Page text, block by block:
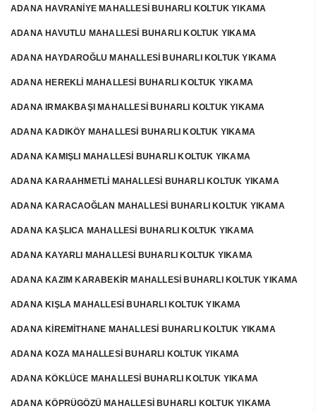
ADANA HAVRANİYE MAHALLESİ BUHARLI KOLTUK YIKAMA
ADANA HAVUTLU MAHALLESİ BUHARLI KOLTUK YIKAMA
ADANA HAYDAROĞLU MAHALLESİ BUHARLI KOLTUK YIKAMA
ADANA HEREKLİ MAHALLESİ BUHARLI KOLTUK YIKAMA
ADANA IRMAKBAŞI MAHALLESİ BUHARLI KOLTUK YIKAMA
ADANA KADIKÖY MAHALLESİ BUHARLI KOLTUK YIKAMA
ADANA KAMIŞLI MAHALLESİ BUHARLI KOLTUK YIKAMA
ADANA KARAAHMETLİ MAHALLESİ BUHARLI KOLTUK YIKAMA
ADANA KARACAOĞLAN MAHALLESİ BUHARLI KOLTUK YIKAMA
ADANA KAŞLICA MAHALLESİ BUHARLI KOLTUK YIKAMA
ADANA KAYARLI MAHALLESİ BUHARLI KOLTUK YIKAMA
ADANA KAZIM KARABEKİR MAHALLESİ BUHARLI KOLTUK YIKAMA
ADANA KIŞLA MAHALLESİ BUHARLI KOLTUK YIKAMA
ADANA KİREMİTHANE MAHALLESİ BUHARLI KOLTUK YIKAMA
ADANA KOZA MAHALLESİ BUHARLI KOLTUK YIKAMA
ADANA KÖKLÜCE MAHALLESİ BUHARLI KOLTUK YIKAMA
ADANA KÖPRÜGÖZÜ MAHALLESİ BUHARLI KOLTUK YIKAMA